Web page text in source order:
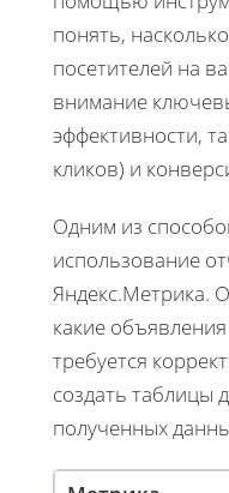
понять,
посетителей на
внимание
эффективности,
кликов) и
Одним из
использование
Яндекс.Метрика.
какие
требуется
создать таблицы
полученных